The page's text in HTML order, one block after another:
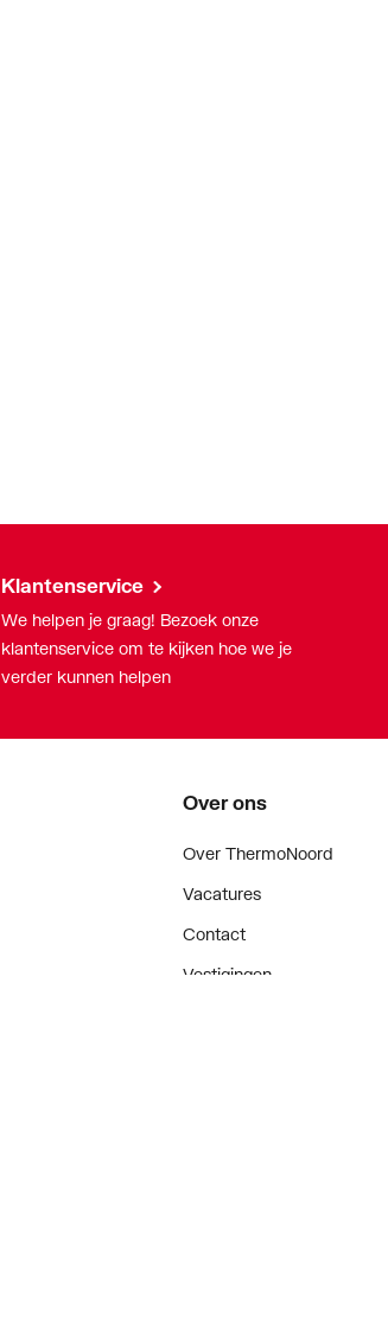
Klantenservice
We helpen je graag! Bezoek onze
klantenservice om te kijken hoe we je
verder kunnen helpen
Over ons
Over ThermoNoord
Vacatures
Contact
Vestigingen